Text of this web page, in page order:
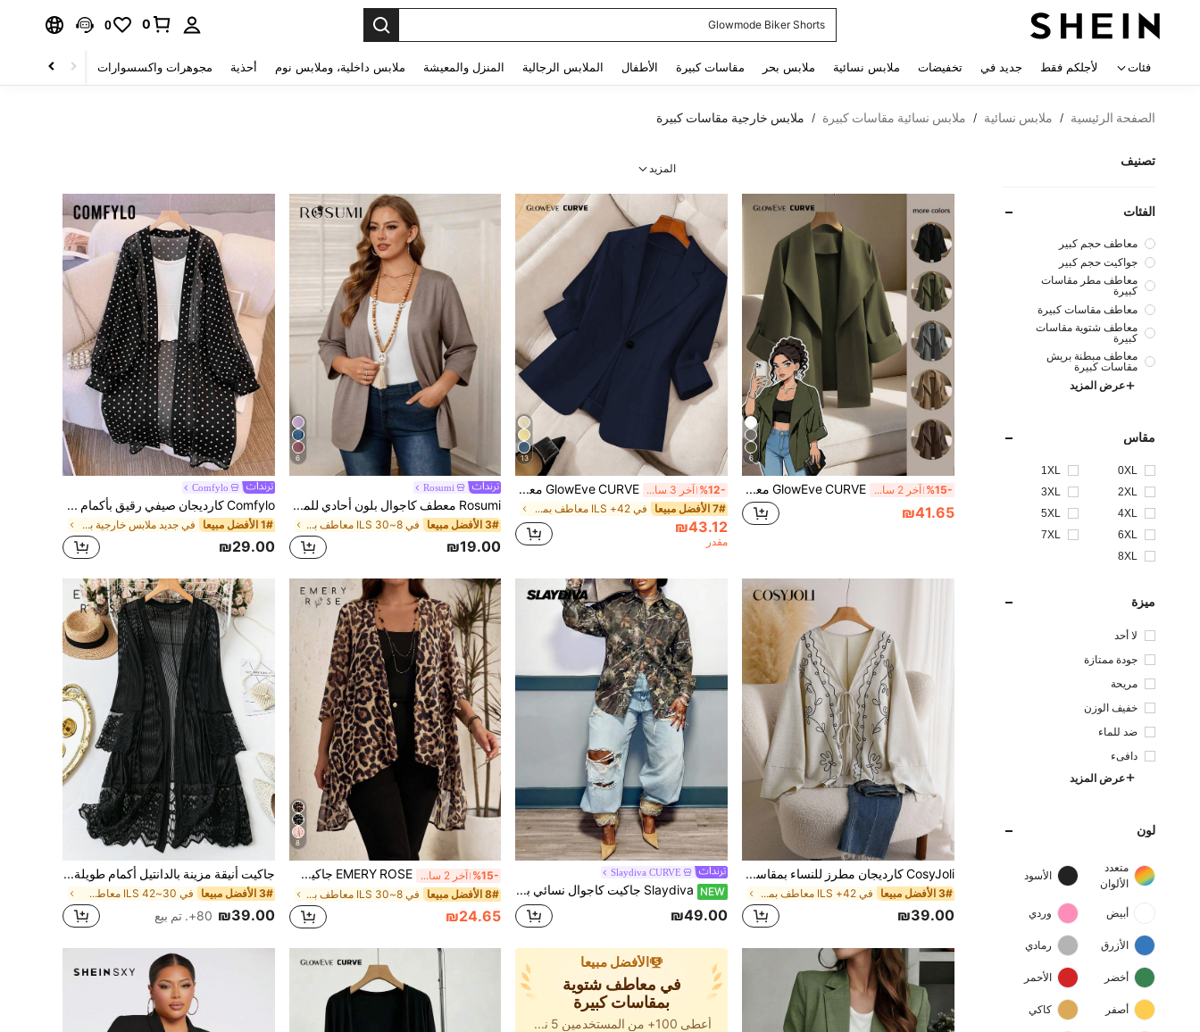
فساتين
0
0
فئات لأجلكم فقط جديد في تخفيضات ملابس نسائية ملابس بحر مقاسات كبيرة الأطفال الملابس الرجالية المنزل والمعيشة ملابس داخلية، وملابس نوم أحذية مجوهرات واكسسوارات الصحة & الجمال
الصفحة الرئيسية / ملابس نسائية / ملابس نسائية مقاسات كبيرة / ملابس خارجية مقاسات كبيرة
تصنيف
الفئات
معاطف حجم كبير
جواكيت حجم كبير
معاطف مطر مقاسات
كبيرة
معاطف مقاسات كبيرة
معاطف شتوية مقاسات
كبيرة
معاطف مبطنة بريش
مقاسات كبيرة
عرض المزيد
مقاس
0XL
1XL
2XL
3XL
4XL
5XL
6XL
7XL
8XL
ميزة
لا أحد
جودة ممتازة
مريحة
خفيف الوزن
ضد للماء
دافىء
عرض المزيد
لون
متعدد
الألوان
الأسود
أبيض وردي
الأزرق رمادي
أخضر الأحمر
أصفر كاكي
المزيد
6
%15- آخر 2 ساعة أيام GlowEve CURVE معطف رياضي كاجوال بياقة مطوية للنساء ذوات الحجم الكبير
₪41.65
13
%12- آخر 3 ساعة أيام GlowEve CURVE معطف مريح للنساء ذوات الحجم الكبير بياقة واسعة وأكمام طويلة باللون الأحادي
7# الأفضل مبيعا في 42+ ILS معاطف بمقاسات كبيرة
₪43.12
مقدر
6
Rosumi
Rosumi معطف كاجوال بلون أحادي للمقاسات الكبيرة للمعلمين في فصل الخريف
3# الأفضل مبيعا في 8~30 ILS معاطف بمقاسات كبيرة
₪19.00
Comfylo
Comfylo كارديجان صيفي رقيق بأكمام طويلة منقط بنقاط مفتوح من الأمام مقاس كبير
1# الأفضل مبيعا في جديد ملابس خارجية بمقاسات كبيرة
₪29.00
CosyJoli كارديجان مطرز للنساء بمقاسات كبيرة، جاكيت أبيض أنيق لحفلة العزوبية وضيفة الزفاف، بلوزة بأكمام طويلة وربطة أمامية، معطف خريف/شتاء
3# الأفضل مبيعا في 42+ ILS معاطف بمقاسات كبيرة
₪39.00
Slaydiva CURVE
NEW Slaydiva جاكيت كاجوال نسائي بمقاس كبير بنمط أغصان وأكمام طويلة وفتحة صدر واحدة
₪49.00
8
%15- آخر 2 ساعة أيام EMERY ROSE جاكيت يومي بنمط فهد مطبوع بمقاس زائد للأزياء
8# الأفضل مبيعا في 8~30 ILS معاطف بمقاسات كبيرة
₪24.65
جاكيت أنيقة مزينة بالدانتيل أكمام طويلة مقاس كبير الحجم
3# الأفضل مبيعا في 30~42 ILS معاطف بمقاسات كبيرة
₪39.00 80+. تم بيع
الأفضل مبيعا
في معاطف شتوية
بمقاسات كبيرة
أعطى 100+ من المستخدمين 5 نجوم